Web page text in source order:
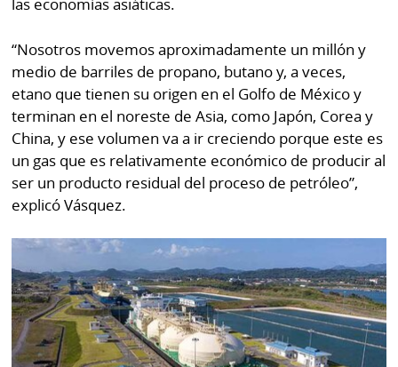
“Nosotros movemos aproximadamente un millón y
medio de barriles de propano, butano y, a veces,
etano que tienen su origen en el Golfo de México y
terminan en el noreste de Asia, como Japón, Corea y
China, y ese volumen va a ir creciendo porque este es
un gas que es relativamente económico de producir al
ser un producto residual del proceso de petróleo”,
explicó Vásquez.